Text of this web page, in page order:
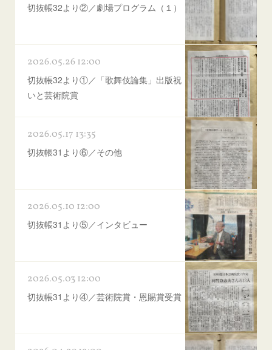
切抜帳32より②／劇場プログラム（１）
2026.05.26 12:00
切抜帳32より①／「歌舞伎論集」出版祝
いと芸術院賞
2026.05.17 13:35
切抜帳31より⑥／その他
2026.05.10 12:00
切抜帳31より⑤／インタビュー
2026.05.03 12:00
切抜帳31より④／芸術院賞・恩賜賞受賞